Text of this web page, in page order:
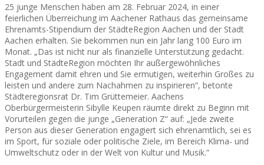
25 junge Menschen haben am 28. Februar 2024, in einer
feierlichen Überreichung im Aachener Rathaus das gemeinsame
Ehrenamts-Stipendium der StädteRegion Aachen und der Stadt
Aachen erhalten. Sie bekommen nun ein Jahr lang 100 Euro im
Monat. „Das ist nicht nur als finanzielle Unterstützung gedacht.
Stadt und StädteRegion möchten Ihr außergewöhnliches
Engagement damit ehren und Sie ermutigen, weiterhin Großes zu
leisten und andere zum Nachahmen zu inspirieren“, betonte
Städteregionsrat Dr. Tim Grüttemeier. Aachens
Oberbürgermeisterin Sibylle Keupen räumte direkt zu Beginn mit
Vorurteilen gegen die junge „Generation Z“ auf: „Jede zweite
Person aus dieser Generation engagiert sich ehrenamtlich, sei es
im Sport, für soziale oder politische Ziele, im Bereich Klima- und
Umweltschutz oder in der Welt von Kultur und Musik.“